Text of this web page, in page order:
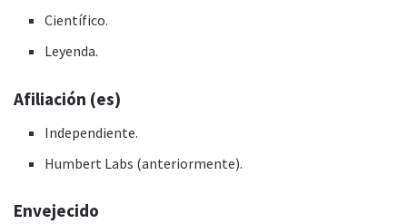
Científico.
Leyenda.
Afiliación (es)
Independiente.
Humbert Labs (anteriormente).
Envejecido